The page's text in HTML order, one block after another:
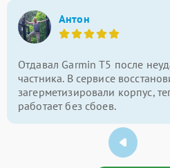
Антон
Отдавал Garmin T5 после
частника. В сервисе
загерметизировали корпус,
работает без сбоев.